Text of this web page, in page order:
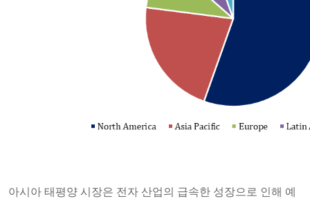
아시아 태평양 시장은 전자 산업의 급속한 성장으로 인해 예